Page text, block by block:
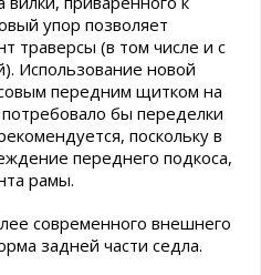
упор позволяет
траверсы (в том числе и с
Использование новой
передним щитком на
бы переделки
поскольку в
переднего подкоса,
рамы.
современного внешнего
задней части седла.